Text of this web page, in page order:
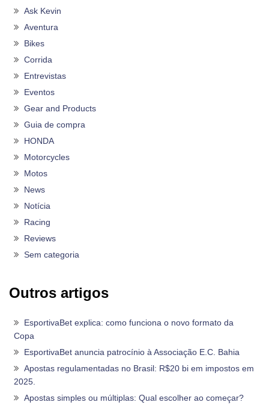
Ask Kevin
Aventura
Bikes
Corrida
Entrevistas
Eventos
Gear and Products
Guia de compra
HONDA
Motorcycles
Motos
News
Notícia
Racing
Reviews
Sem categoria
Outros artigos
EsportivaBet explica: como funciona o novo formato da
Copa
EsportivaBet anuncia patrocínio à Associação E.C. Bahia
Apostas regulamentadas no Brasil: R$20 bi em impostos em
2025.
Apostas simples ou múltiplas: Qual escolher ao começar?